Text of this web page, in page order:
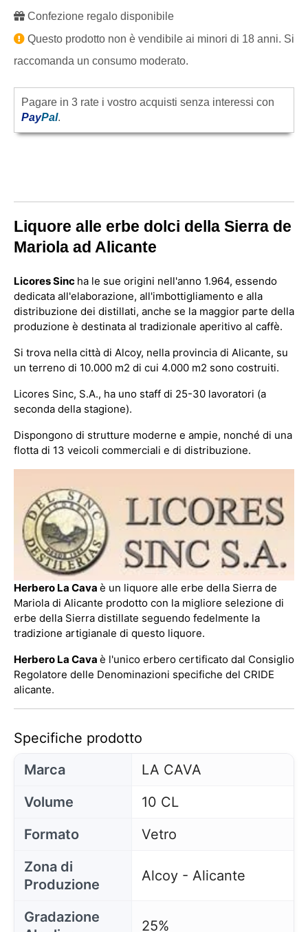
Confezione regalo disponibile
Questo prodotto non è vendibile ai minori di 18 anni. Si
raccomanda un consumo moderato.
Pagare in 3 rate i vostro acquisti senza interessi con
PayPal.
Liquore alle erbe dolci della Sierra de
Mariola ad Alicante
Licores Sinc ha le sue origini nell'anno 1.964, essendo
dedicata all'elaborazione, all'imbottigliamento e alla
distribuzione dei distillati, anche se la maggior parte della
produzione è destinata al tradizionale aperitivo al caffè.
Si trova nella città di Alcoy, nella provincia di Alicante, su
un terreno di 10.000 m2 di cui 4.000 m2 sono costruiti.
Licores Sinc, S.A., ha uno staff di 25-30 lavoratori (a
seconda della stagione).
Dispongono di strutture moderne e ampie, nonché di una
flotta di 13 veicoli commerciali e di distribuzione.
Herbero La Cava è un liquore alle erbe della Sierra de
Mariola di Alicante prodotto con la migliore selezione di
erbe della Sierra distillate seguendo fedelmente la
tradizione artigianale di questo liquore.
Herbero La Cava è l'unico erbero certificato dal Consiglio
Regolatore delle Denominazioni specifiche del CRIDE
alicante.
Specifiche prodotto
Marca
LA CAVA
Volume
10 CL
Formato
Vetro
Zona di
Produzione
Alcoy - Alicante
Gradazione
25%